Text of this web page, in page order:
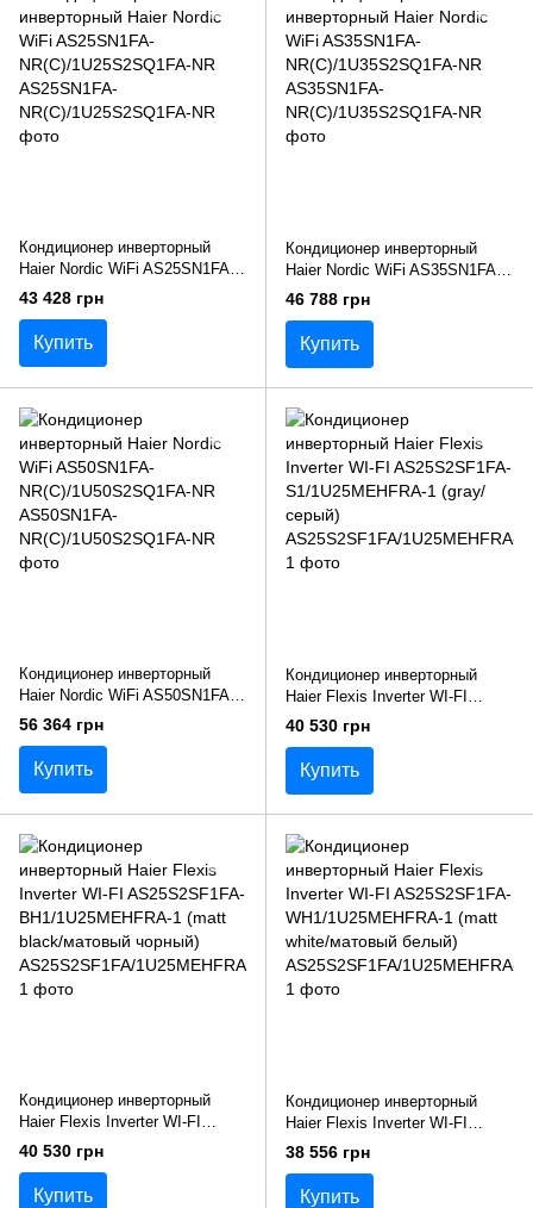
Кондиционер инверторный
Haier Nordic WiFi AS25SN1FA-
NR(С)/1U25S2SQ1FA-NR
43 428 грн
Купить
Кондиционер инверторный
Haier Nordic WiFi AS35SN1FA-
NR(С)/1U35S2SQ1FA-NR
46 788 грн
Купить
Кондиционер инверторный
Haier Nordic WiFi AS50SN1FA-
NR(С)/1U50S2SQ1FA-NR
56 364 грн
Купить
Кондиционер инверторный
Haier Flexis Inverter WI-FI
AS25S2SF1FA-
S1/1U25MEHFRA-1 (gray/
серый)
40 530 грн
Купить
Кондиционер инверторный
Haier Flexis Inverter WI-FI
AS25S2SF1FA-
BH1/1U25MEHFRA-1 (matt
black/матовый чорный)
40 530 грн
Купить
Кондиционер инверторный
Haier Flexis Inverter WI-FI
AS25S2SF1FA-
WH1/1U25MEHFRA-1 (matt
white/матовый белый)
38 556 грн
Купить